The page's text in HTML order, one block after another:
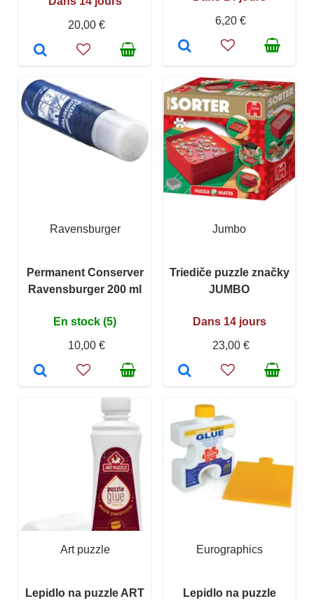
20,00 €
6,20 €
Ravensburger
Permanent Conserver
Ravensburger 200 ml
En stock (5)
10,00 €
Jumbo
Triediče puzzle značky
JUMBO
Dans 14 jours
23,00 €
Art puzzle
Lepidlo na puzzle ART
Eurographics
Lepidlo na puzzle